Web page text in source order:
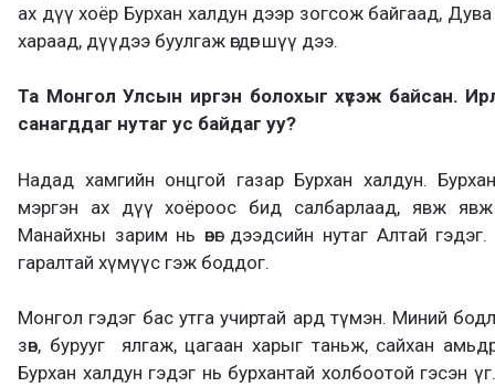
ах дүү хоёр Бурхан халдун дээр зогсож байгаад,
хараад, дүүдээ буулгаж өгдөг шүү дээ.
Та Монгол Улсын иргэн болохыг хүсэж байсан.
санагддаг нутаг ус байдаг уу?
Надад хамгийн онцгой газар Бурхан халдун.
мэргэн ах дүү хоёроос бид салбарлаад, явж явж
Манайхны зарим нь өвөг дээдсийн нутаг Алтай
гаралтай хүмүүс гэж боддог.
Монгол гэдэг бас утга учиртай ард түмэн. Миний
зөв, бурууг ялгаж, цагаан харыг таньж, сайхан
Бурхан халдун гэдэг нь бурхантай холбоотой гэсэн